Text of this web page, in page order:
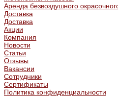
Аренда безвоздушного
Доставка
Доставка
Акции
Компания
Новости
Статьи
Отзывы
Вакансии
Сотрудники
Сертификаты
Политика конфиденциальности